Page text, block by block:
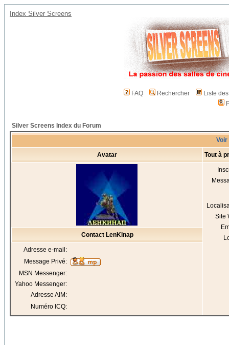
Index Silver Screens
FAQ Rechercher
Liste
Silver Screens Index du Forum
Voir
Avatar Tout à
Site
Contact LenKinap
Adresse e-mail:
Message Privé:
MSN Messenger:
Yahoo Messenger:
Adresse AIM:
Numéro ICQ: